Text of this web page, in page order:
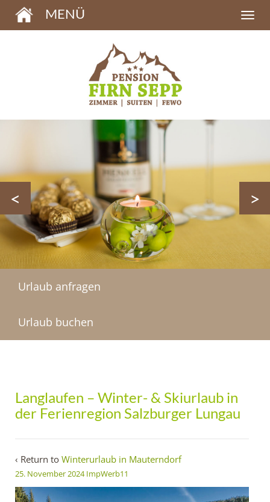
MENÜ
< >
Urlaub anfragen
Urlaub buchen
Langlaufen – Winter- & Skiurlaub in
der Ferienregion Salzburger Lungau
‹ Return to Winterurlaub in Mauterndorf
25. November 2024 ImpWerb11